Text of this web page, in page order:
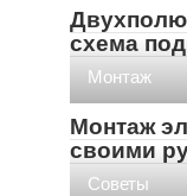
схема
Монтаж
Монтаж
своими
Советы